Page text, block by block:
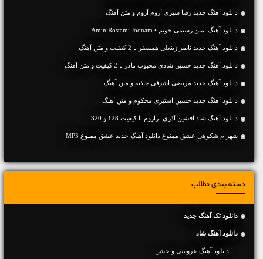
دانلود آهنگ جديد رضا شیری آروم آروم و متن آهنگ
دانلود آهنگ امین رستمی جونم • Amin Rostami Joonam
دانلود آهنگ جديد ناصر زینعلی همسفر با 2 کیفیت و متن آهنگ
دانلود آهنگ جديد حسین شادی محبوب مادر با 2 کیفیت و متن آهنگ
دانلود آهنگ جديد مرتضی اشرفی جاذبه و متن آهنگ
دانلود آهنگ جديد حسین استیری محکوم و متن آهنگ
دانلود آهنگ شاد افشین آذری براروم با کیفیت 128 و 320
شهرام شکوهی عشق ممنوع دانلود آهنگ جدید عشق ممنوع MP3
دسته بندی مطالب
دانلود تک آهنگ جدید
دانلود آهنگ شاد
دانلود آهنگ عروسی و جشن